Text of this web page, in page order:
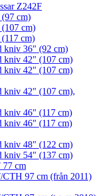
Z242F
cm)
cm)
cm)
kniv 36″ (92 cm)
kniv 42″ (107 cm)
kniv 42″ (107 cm)
kniv 42″ (107 cm),
kniv 46″ (117 cm)
kniv 46″ (117 cm)
kniv 48″ (122 cm)
kniv 54″ (137 cm)
77 cm
97 cm (från 2011)